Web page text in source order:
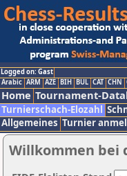
Logged on: Gast
Arabic ARM AZE BIH BUL CAT CHN
Home Tournament-
Turnierschach-Elozahl
Allgemeines Turnier
Willkommen bei